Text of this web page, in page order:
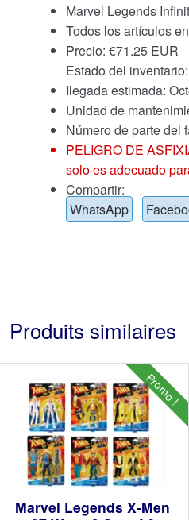
Marvel Legends
Todos los artículos
Precio: €71.25 EUR
Estado del
Ilegada estimada:
Unidad de
Número de parte del
PELIGRO DE
solo es adecuado
Compartir:
WhatsApp
Produits similaires
Promo !
Marvel Legends X-Men